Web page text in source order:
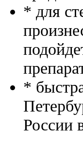
* для
*
России